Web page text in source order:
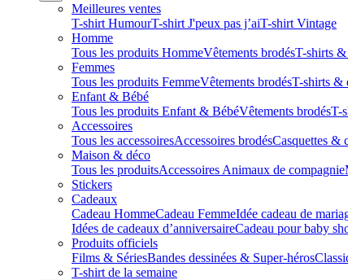
Meilleures ventes
T-shirt HumourT-shirt J'peux pas j’aiT-shirt Vintage
Homme
Tous les produits HommeVêtements brodésT-shirts &
Femmes
Tous les produits FemmeVêtements brodésT-shirts &
Enfant & Bébé
Tous les produits Enfant & BébéVêtements brodésT-
Accessoires
Tous les accessoiresAccessoires brodésCasquettes &
Maison & déco
Tous les produitsAccessoires Animaux de compagnie
Stickers
Cadeaux
Cadeau HommeCadeau FemmeIdée cadeau de
Idées de cadeaux d’anniversaireCadeau pour baby
Produits officiels
Films & SériesBandes dessinées & Super-héros
T-shirt de la semaine